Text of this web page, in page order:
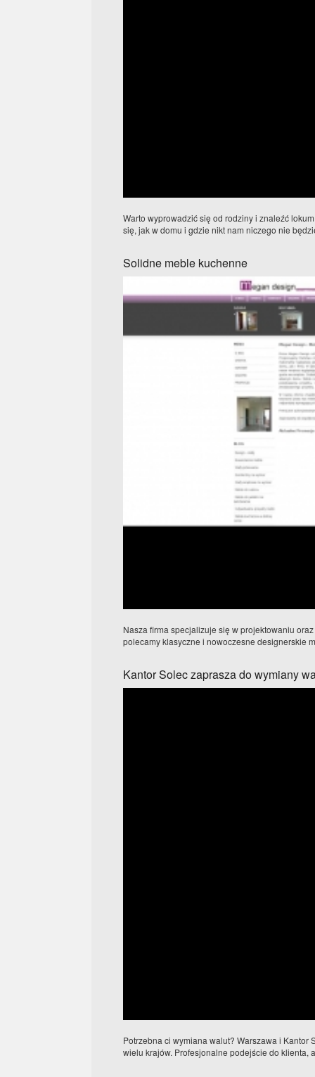
Warto wyprowadzić się od rodziny i znaleźć
się, jak w domu i gdzie nikt nam niczego nie
Solidne meble kuchenne
Nasza firma specjalizuje się w projektowaniu
polecamy klasyczne i nowoczesne designerskie
Kantor Solec zaprasza do wymiany
Potrzebna ci wymiana walut? Warszawa i
wielu krajów. Profesjonalne podejście do klienta,